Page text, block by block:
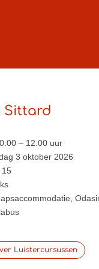
Sittard
– 12.00 uur
3 oktober 2026
15
Luistercursussen